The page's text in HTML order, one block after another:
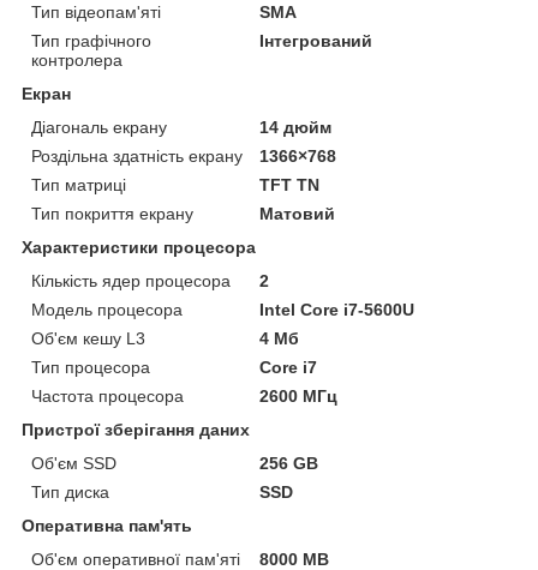
Тип відеопам'яті
SMA
Тип графічного
контролера
Інтегрований
Екран
Діагональ екрану
14 дюйм
Роздільна здатність екрану
1366×768
Тип матриці
TFT TN
Тип покриття екрану
Матовий
Характеристики процесора
Кількість ядер процесора
2
Модель процесора
Intel Core i7-5600U
Об'єм кешу L3
4 Мб
Тип процесора
Core i7
Частота процесора
2600 МГц
Пристрої зберігання даних
Об'єм SSD
256 GB
Тип диска
SSD
Оперативна пам'ять
Об'єм оперативної пам'яті
8000 MB